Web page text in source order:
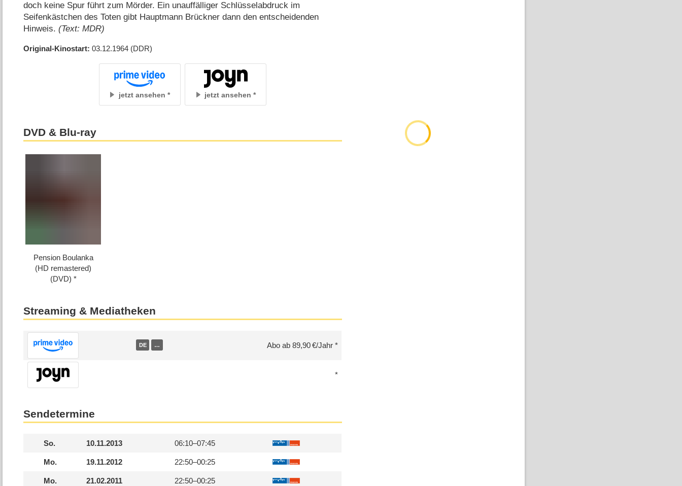
doch keine Spur führt zum Mörder. Ein unauffälliger Schlüsselabdruck im
Seifenkästchen des Toten gibt Hauptmann Brückner dann den entscheidenden
Hinweis.(Text: MDR)
Original-Kinostart 03.12.1964 (DDR)
jetzt ansehen jetzt ansehen
DVD & Blu-ray
Pension Boulanka
(HD remastered)
(DVD)
Streaming & Mediatheken
DE … Abo ab 89,90 €/Jahr
Sendetermine
So. 10.11.2013 06:10–07:45
Mo. 19.11.2012 22:50–00:25
Mo. 21.02.2011 22:50–00:25